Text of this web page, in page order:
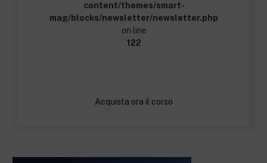
content/themes/smart-
mag/blocks/newsletter/newsletter.php
on line
122
Acquista ora il corso